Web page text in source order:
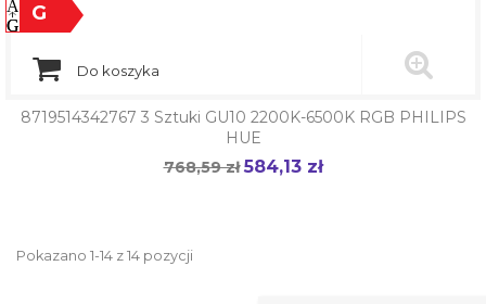
Do koszyka
8719514342767 3 Sztuki GU10 2200K-6500K RGB PHILIPS
HUE
Cena
768,59 zł Cena
584,13 zł
G
Pokazano 1-14 z 14 pozycji